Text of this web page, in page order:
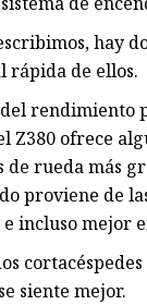
hay
rápida de ellos.
rendimiento
Z380 ofrece
de rueda más
proviene de
incluso mejor
siente mejor.